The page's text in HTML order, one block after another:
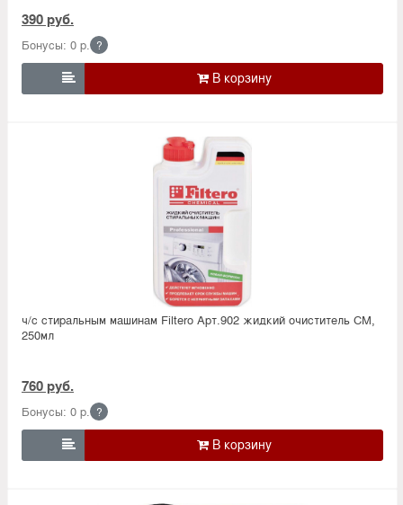
390 руб.
Бонусы: 0 р. ?

ч/с стиральным машинам Filtero Арт.902 жидкий очиститель СМ,
250мл
760 руб.
Бонусы: 0 р. ?
